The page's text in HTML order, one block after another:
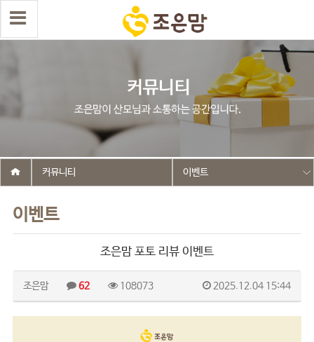
이벤트
커뮤니티 이벤트
조은맘 포토 리뷰 이벤트
조은맘 62 108073 2025.12.04 15:44